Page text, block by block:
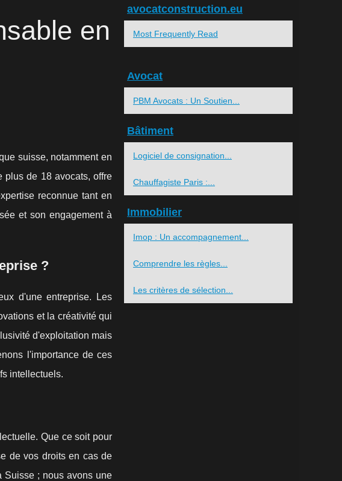
en
suisse, notamment en
plus de 18 avocats, offre
reconnue tant en
et son engagement à
?
d'une entreprise. Les
et la créativité qui
d'exploitation mais
l'importance de ces
intellectuels.
Que ce soit pour
de vos droits en cas de
Suisse ; nous avons une
avocatconstruction.eu
Most Frequently Read
Avocat
PBM Avocats : Un Soutien...
Bâtiment
Logiciel de consignation...
Chauffagiste Paris :...
Immobilier
Imop : Un accompagnement...
Comprendre les règles...
Les critères de sélection...